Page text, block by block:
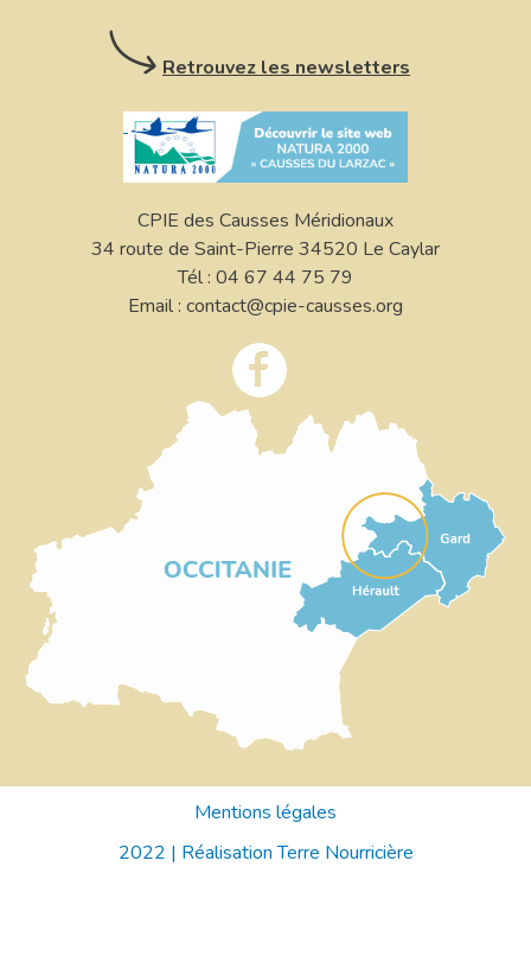
Retrouvez les newsletters
CPIE des Causses Méridionaux
34 route de Saint-Pierre 34520 Le Caylar
Tél : 04 67 44 75 79
Email : contact@cpie-causses.org
Mentions légales
2022 | Réalisation Terre Nourricière